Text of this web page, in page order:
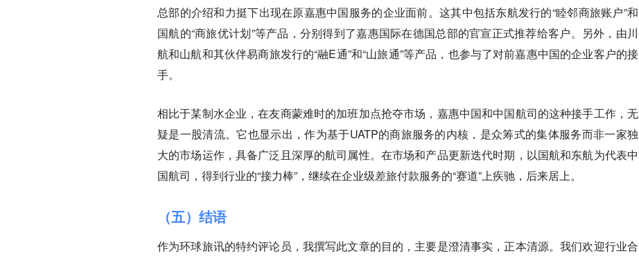
总部的介绍和力挺下出现在原嘉惠中国服务的企业面前。这其中包括东航发行的“睦邻商旅账户”和
国航的“商旅优计划”等产品，分别得到了嘉惠国际在德国总部的官宣正式推荐给客户。另外，由川
航和山航和其伙伴易商旅发行的“融E通”和“山旅通”等产品，也参与了对前嘉惠中国的企业客户的接
手。
相比于某制水企业，在友商蒙难时的加班加点抢夺市场，嘉惠中国和中国航司的这种接手工作，无
疑是一股清流。它也显示出，作为基于UATP的商旅服务的内核，是众筹式的集体服务而非一家独
大的市场运作，具备广泛且深厚的航司属性。在市场和产品更新迭代时期，以国航和东航为代表中
国航司，得到行业的“接力棒”，继续在企业级差旅付款服务的“赛道”上疾驰，后来居上。
（五）结语
作为环球旅讯的特约评论员，我撰写此文章的目的，主要是澄清事实，正本清源。我们欢迎行业合